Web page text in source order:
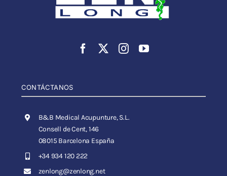
CONTÁCTANOS
B&B Medical Acupunture, S.L.
Consell de Cent, 146
08015 Barcelona España
+34 934 120 222
zenlong@zenlong.net